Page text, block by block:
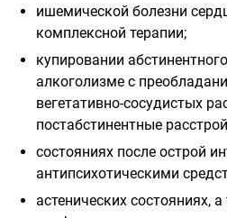
ишемической болезни
комплексной терапии;
купировании
алкоголизме с
вегетативно-сосудистых
постабстинентные
состояниях после острой
антипсихотическими
астенических состояниях,